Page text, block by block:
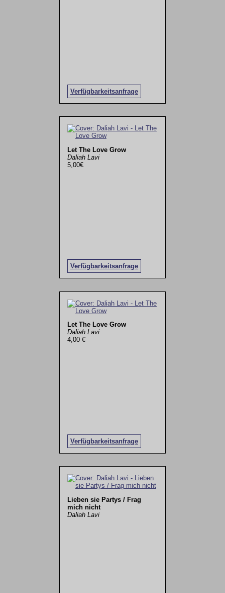
Verfügbarkeitsanfrage
Let The Love Grow
Daliah Lavi
5,00€
Verfügbarkeitsanfrage
Let The Love Grow
Daliah Lavi
4,00 €
Verfügbarkeitsanfrage
Lieben sie Partys / Frag
mich nicht
Daliah Lavi